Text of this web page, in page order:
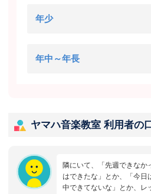
年少
年中～年長
ヤマハ音楽教室 利用者の
隣にいて、「先週できなか
はできたな」とか、「今日
中できてないな」とか、レ